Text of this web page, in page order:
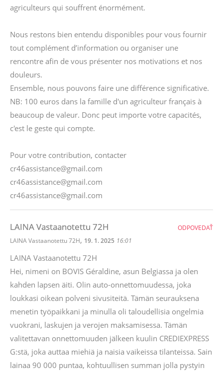
agriculteurs qui souffrent énormément.
Nous restons bien entendu disponibles pour vous fournir
tout complément d’information ou organiser une
rencontre afin de vous présenter nos motivations et nos
douleurs.
Ensemble, nous pouvons faire une différence significative.
NB: 100 euros dans la famille d'un agriculteur français à
beaucoup de valeur. Donc peut importe votre capacités,
c'est le geste qui compte.
Pour votre contribution, contacter
cr46assistance@gmail.com
cr46assistance@gmail.com
cr46assistance@gmail.com
LAINA Vastaanotettu 72H
LAINA Vastaanotettu 72H, 19. 1. 2025 16:01
LAINA Vastaanotettu 72H
Hei, nimeni on BOVIS Géraldine, asun Belgiassa ja olen
kahden lapsen äiti. Olin auto-onnettomuudessa, joka
loukkasi oikean polveni sivusiteitä. Tämän seurauksena
menetin työpaikkani ja minulla oli taloudellisia ongelmia
vuokrani, laskujen ja verojen maksamisessa. Tämän
valitettavan onnettomuuden jälkeen kuulin CREDIEXPRESS
G:stä, joka auttaa miehiä ja naisia ​​vaikeissa tilanteissa. Sain
lainaa 90 000 puntaa, kohtuullisen summan jolla pystyin
ODPOVEDAŤ